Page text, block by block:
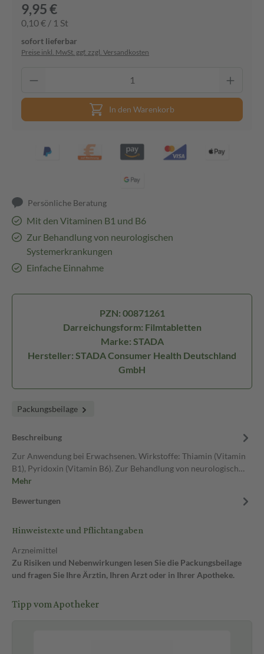
9,95 €
0,10 € / 1 St
sofort lieferbar
Preise inkl. MwSt. ggf. zzgl. Versandkosten
In den Warenkorb
Persönliche Beratung
Mit den Vitaminen B1 und B6
Zur Behandlung von neurologischen
Systemerkrankungen
Einfache Einnahme
PZN: 00871261
Darreichungsform: Filmtabletten
Marke: STADA
Hersteller: STADA Consumer Health Deutschland
GmbH
Packungsbeilage
Beschreibung
Zur Anwendung bei Erwachsenen. Wirkstoffe: Thiamin (Vitamin
B1), Pyridoxin (Vitamin B6). Zur Behandlung von neurologisch…
Mehr
Bewertungen
Hinweistexte und Pflichtangaben
Arzneimittel
Zu Risiken und Nebenwirkungen lesen Sie die Packungsbeilage
und fragen Sie Ihre Ärztin, Ihren Arzt oder in Ihrer Apotheke.
Tipp vom Apotheker